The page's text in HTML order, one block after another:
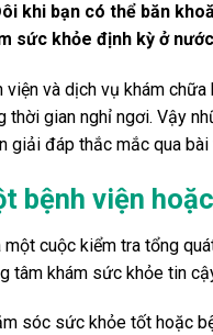
khi bạn có thể băn
sức khỏe định kỳ ở
viện và dịch vụ khám
thời gian nghỉ ngơi. Vậy
giải đáp thắc mắc qua
bệnh viện
cuộc kiểm tra tổng
tâm khám sức khỏe tin
sóc sức khỏe tốt hoặc